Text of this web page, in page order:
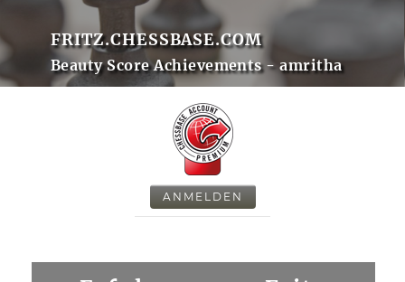
FRITZ.CHESSBASE.COM
Beauty Score Achievements - amritha
ANMELDEN